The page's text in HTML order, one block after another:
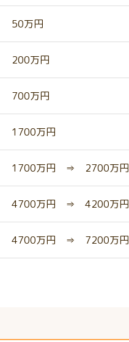
50万円
200万円
700万円
1700万円
1700万円 ⇒ 2700万円
4700万円 ⇒ 4200万円
4700万円 ⇒ 7200万円